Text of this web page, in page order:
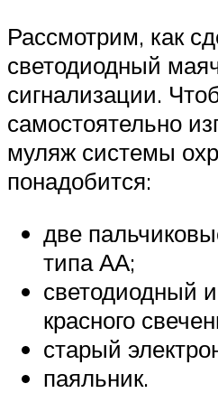
Рассмотрим, как
светодиодный
сигнализации.
самостоятельно
муляж системы
понадобится:
две
типа АА;
светодиодный
красного
старый
паяльник.